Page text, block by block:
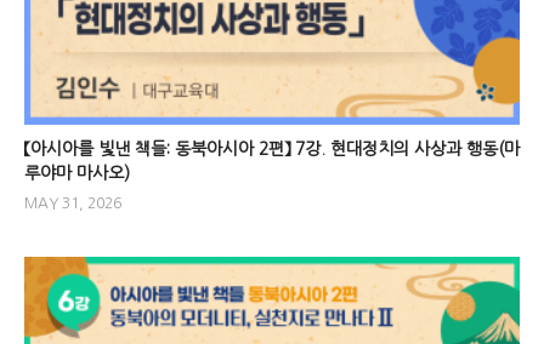
【아시아를 빛낸 책들: 동북아시아 2편】 7강. 현대정치의 사상과 행동(마
루야마 마사오)
MAY 31, 2026